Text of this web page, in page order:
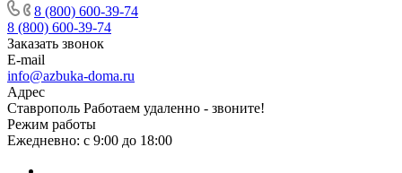
8 (800) 600-39-74
8 (800) 600-39-74
Заказать звонок
E-mail
info@azbuka-doma.ru
Адрес
Ставрополь Работаем удаленно - звоните!
Режим работы
Ежедневно: с 9:00 до 18:00